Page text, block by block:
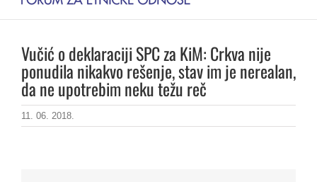
Vučić o deklaraciji SPC za KiM: Crkva nije
ponudila nikakvo rešenje, stav im je nerealan,
da ne upotrebim neku težu reč
11. 06. 2018.